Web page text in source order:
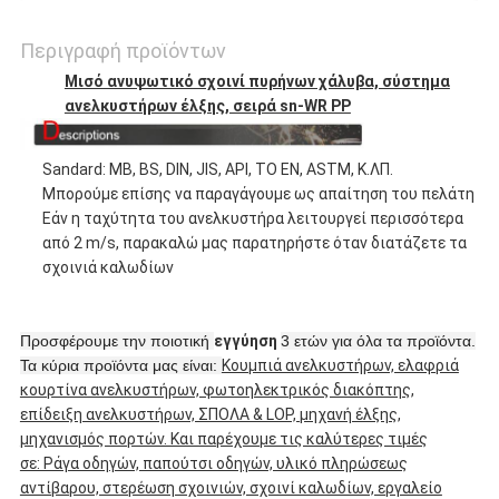
Περιγραφή προϊόντων
Μισό ανυψωτικό σχοινί πυρήνων χάλυβα, σύστημα
ανελκυστήρων έλξης, σειρά sn-WR PP
Sandard: ΜΒ, BS, DIN, JIS, API, ΤΟ EN, ASTM, Κ.ΛΠ.
Μπορούμε επίσης να παραγάγουμε ως απαίτηση του πελάτη
Εάν η ταχύτητα του ανελκυστήρα λειτουργεί περισσότερα
από 2 m/s, παρακαλώ μας παρατηρήστε όταν διατάζετε τα
σχοινιά καλωδίων
Προσφέρουμε την ποιοτική εγγύηση 3 ετών για όλα τα προϊόντα.
Τα κύρια προϊόντα μας είναι: Κουμπιά ανελκυστήρων, ελαφριά
κουρτίνα ανελκυστήρων, φωτοηλεκτρικός διακόπτης,
επίδειξη ανελκυστήρων, ΣΠΟΛΑ & LOP, μηχανή έλξης,
μηχανισμός πορτών. Και παρέχουμε τις καλύτερες τιμές
σε: Ράγα οδηγών, παπούτσι οδηγών, υλικό πληρώσεως
αντίβαρου, στερέωση σχοινιών, σχοινί καλωδίων, εργαλείο